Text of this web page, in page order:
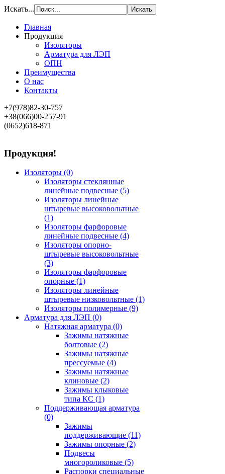
Искать...
Главная
Продукция
Изоляторы
Арматура для ЛЭП
ОПН
Преимущества
О нас
Контакты
+7(978)82-30-757
+38(066)00-257-91
(0652)618-871
Продукция!
Изоляторы (0)
Изоляторы стеклянные
линейные подвесные (5)
Изоляторы линейные
штыревые высоковольтные
(1)
Изоляторы фарфоровые
линейные подвесные (4)
Изоляторы опорно-
штыревые высоковольтные
(3)
Изоляторы фарфоровые
опорные (1)
Изоляторы линейные
штыревые низковольтные (1)
Изоляторы полимерные (9)
Арматура для ЛЭП (0)
Натяжная арматура (0)
Зажимы натяжные
болтовые (2)
Зажимы натяжные
прессуемые (4)
Зажимы натяжные
клиновые (2)
Зажимы клыковые
типа КС (1)
Поддерживающая арматура
(0)
Зажимы
поддерживающие (11)
Зажимы опорные (2)
Подвесы
многороликовые (5)
Распорки специальные